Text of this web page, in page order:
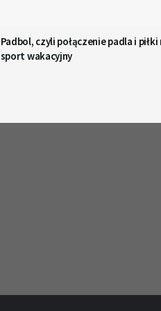
Padbol, czyli połączenie padla i
sport wakacyjny